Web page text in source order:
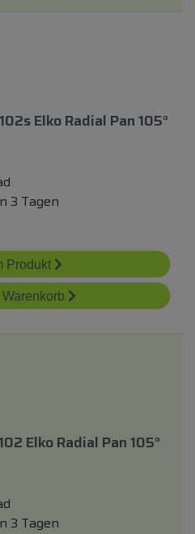
Elko Radial Pan 105°
3 Tagen
Produkt
Warenkorb
Elko Radial Pan 105°
3 Tagen